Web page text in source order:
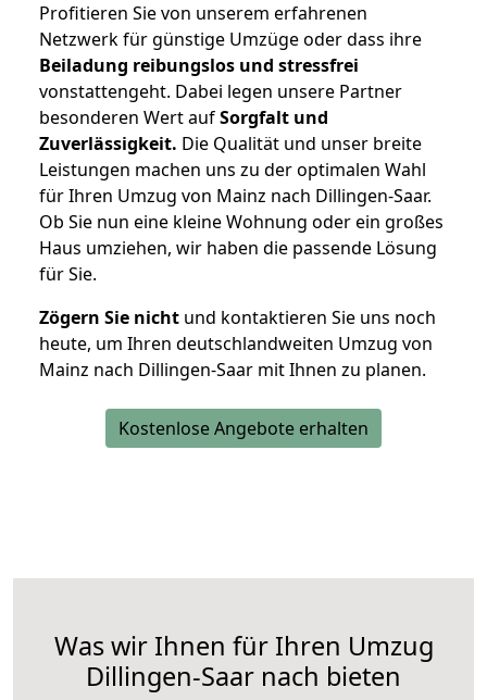
Profitieren Sie von unserem erfahrenen
Netzwerk für günstige Umzüge oder dass ihre
Beiladung reibungslos und stressfrei
vonstattengeht. Dabei legen unsere Partner
besonderen Wert aufSorgfalt und
Zuverlässigkeit. Die Qualität und unser breite
Leistungen machen uns zu der optimalen Wahl
für Ihren Umzug von Mainz nach Dillingen-Saar.
Ob Sie nun eine kleine Wohnung oder ein großes
Haus umziehen, wir haben die passende Lösung
für Sie.
Zögern Sie nicht und kontaktieren Sie uns noch
heute, um Ihren deutschlandweiten Umzug von
Mainz nach Dillingen-Saar mit Ihnen zu planen.
Kostenlose Angebote erhalten
Was wir Ihnen für Ihren Umzug
Dillingen-Saar nach bieten